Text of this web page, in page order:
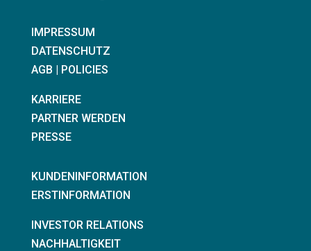
IMPRESSUM
DATENSCHUTZ
AGB | POLICIES
KARRIERE
PARTNER WERDEN
PRESSE
KUNDENINFORMATION
ERSTINFORMATION
INVESTOR RELATIONS
NACHHALTIGKEIT